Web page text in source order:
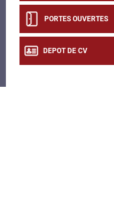
PORTES OUVERTES
DEPOT DE CV